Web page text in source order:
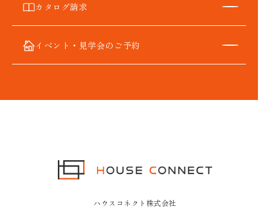
カタログ請求
イベント・見学会のご予約
ハウスコネクト株式会社